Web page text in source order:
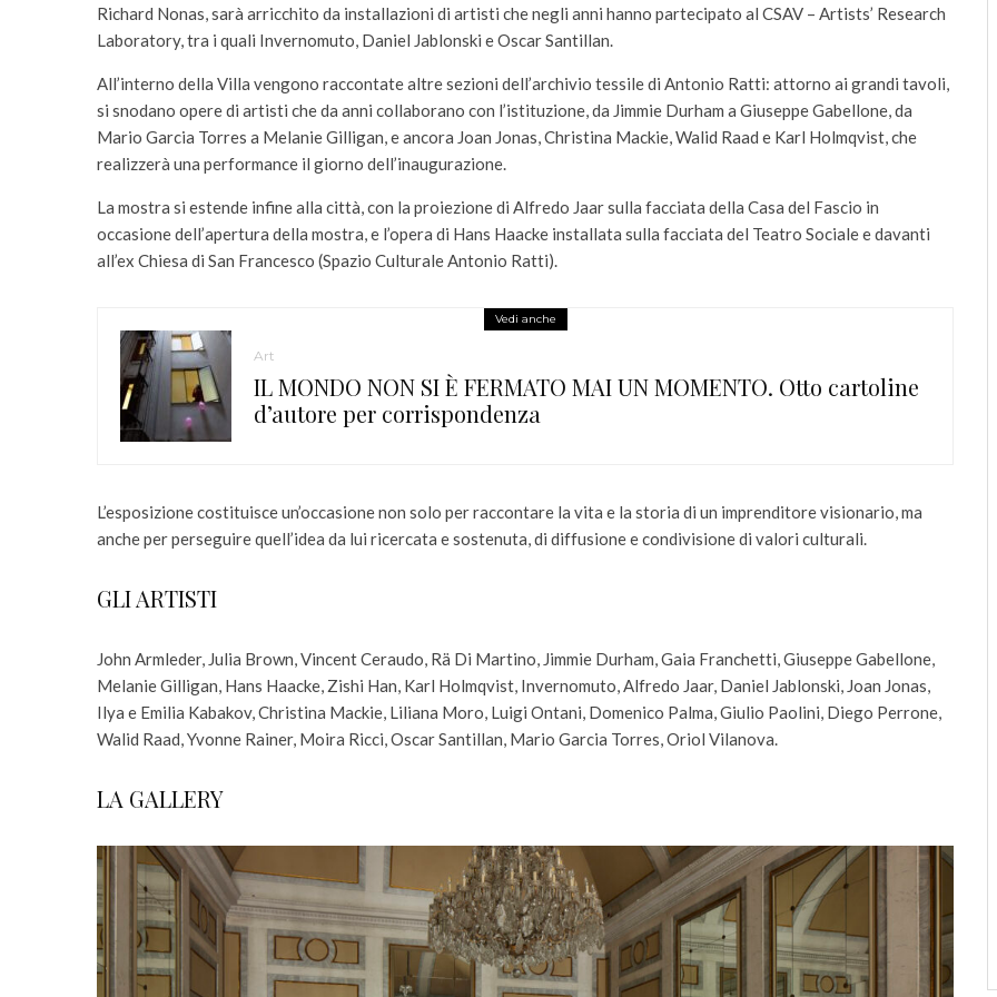
Richard Nonas, sarà arricchito da installazioni di artisti che negli anni hanno partecipato al CSAV – Artists’ Research
Laboratory, tra i quali Invernomuto, Daniel Jablonski e Oscar Santillan.
All’interno della Villa vengono raccontate altre sezioni dell’archivio tessile di Antonio Ratti: attorno ai grandi tavoli,
si snodano opere di artisti che da anni collaborano con l’istituzione, da Jimmie Durham a Giuseppe Gabellone, da
Mario Garcia Torres a Melanie Gilligan, e ancora Joan Jonas, Christina Mackie, Walid Raad e Karl Holmqvist, che
realizzerà una performance il giorno dell’inaugurazione.
La mostra si estende infine alla città, con la proiezione di Alfredo Jaar sulla facciata della Casa del Fascio in
occasione dell’apertura della mostra, e l’opera di Hans Haacke installata sulla facciata del Teatro Sociale e davanti
all’ex Chiesa di San Francesco (Spazio Culturale Antonio Ratti).
Vedi anche
Art
IL MONDO NON SI È FERMATO MAI UN MOMENTO. Otto cartoline
d’autore per corrispondenza
L’esposizione costituisce un’occasione non solo per raccontare la vita e la storia di un imprenditore visionario, ma
anche per perseguire quell’idea da lui ricercata e sostenuta, di diffusione e condivisione di valori culturali.
GLI ARTISTI
John Armleder, Julia Brown, Vincent Ceraudo, Rä Di Martino, Jimmie Durham, Gaia Franchetti, Giuseppe Gabellone,
Melanie Gilligan, Hans Haacke, Zishi Han, Karl Holmqvist, Invernomuto, Alfredo Jaar, Daniel Jablonski, Joan Jonas,
Ilya e Emilia Kabakov, Christina Mackie, Liliana Moro, Luigi Ontani, Domenico Palma, Giulio Paolini, Diego Perrone,
Walid Raad, Yvonne Rainer, Moira Ricci, Oscar Santillan, Mario Garcia Torres, Oriol Vilanova.
LA GALLERY